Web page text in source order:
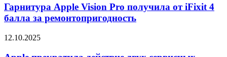
Vision
Pro
получила
iFixit
Гарнитура Apple Vision Pro получила от iFixit 4
балла за ремонтопригодность
Apple
действие
12.10.2025